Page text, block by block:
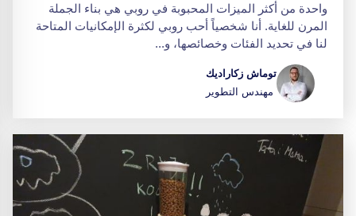
واحدة من أكثر الميزات المحبوبة في روبي هي بناء الجملة
المرن للغاية. أنا شخصياً أحب روبي لكثرة الإمكانيات المتاحة
لنا في تحديد الفئات وخصائصها، و...
توماش زكاراديك
مهندس التطوير